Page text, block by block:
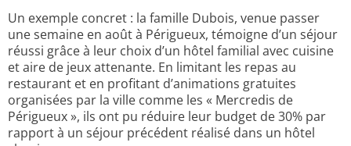
Un exemple concret : la famille Dubois, venue passer
une semaine en août à Périgueux, témoigne d’un séjour
réussi grâce à leur choix d’un hôtel familial avec cuisine
et aire de jeux attenante. En limitant les repas au
restaurant et en profitant d’animations gratuites
organisées par la ville comme les « Mercredis de
Périgueux », ils ont pu réduire leur budget de 30% par
rapport à un séjour précédent réalisé dans un hôtel